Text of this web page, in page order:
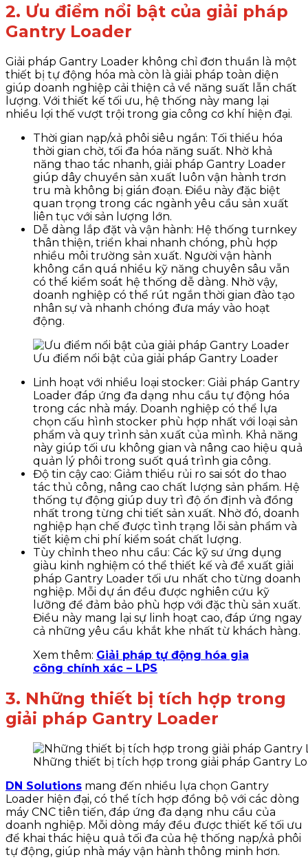
2. Ưu điểm nổi bật của giải pháp
Gantry Loader
Giải pháp Gantry Loader không chỉ đơn thuần là một
thiết bị tự động hóa mà còn là giải pháp toàn diện
giúp doanh nghiệp cải thiện cả về năng suất lẫn chất
lượng. Với thiết kế tối ưu, hệ thống này mang lại
nhiều lợi thế vượt trội trong gia công cơ khí hiện đại.
Thời gian nạp/xả phôi siêu ngắn: Tối thiểu hóa
thời gian chờ, tối đa hóa năng suất. Nhờ khả
năng thao tác nhanh, giải pháp Gantry Loader
giúp dây chuyền sản xuất luôn vận hành trơn
tru mà không bị gián đoạn. Điều này đặc biệt
quan trọng trong các ngành yêu cầu sản xuất
liên tục với sản lượng lớn.
Dễ dàng lắp đặt và vận hành: Hệ thống turnkey
thân thiện, triển khai nhanh chóng, phù hợp
nhiều môi trường sản xuất. Người vận hành
không cần quá nhiều kỹ năng chuyên sâu vẫn
có thể kiểm soát hệ thống dễ dàng. Nhờ vậy,
doanh nghiệp có thể rút ngắn thời gian đào tạo
nhân sự và nhanh chóng đưa máy vào hoạt
động.
Ưu điểm nổi bật của giải pháp Gantry Loader
Linh hoạt với nhiều loại stocker: Giải pháp Gantry
Loader​ đáp ứng đa dạng nhu cầu tự động hóa
trong các nhà máy. Doanh nghiệp có thể lựa
chọn cấu hình stocker phù hợp nhất với loại sản
phẩm và quy trình sản xuất của mình. Khả năng
này giúp tối ưu không gian và nâng cao hiệu quả
quản lý phôi trong suốt quá trình gia công.
Độ tin cậy cao: Giảm thiểu rủi ro sai sót do thao
tác thủ công, nâng cao chất lượng sản phẩm. Hệ
thống tự động giúp duy trì độ ổn định và đồng
nhất trong từng chi tiết sản xuất. Nhờ đó, doanh
nghiệp hạn chế được tình trạng lỗi sản phẩm và
tiết kiệm chi phí kiểm soát chất lượng.
Tùy chỉnh theo nhu cầu: Các kỹ sư ứng dụng
giàu kinh nghiệm có thể thiết kế và đề xuất giải
pháp Gantry Loader tối ưu nhất cho từng doanh
nghiệp. Mỗi dự án đều được nghiên cứu kỹ
lưỡng để đảm bảo phù hợp với đặc thù sản xuất.
Điều này mang lại sự linh hoạt cao, đáp ứng ngay
cả những yêu cầu khắt khe nhất từ khách hàng.
Xem thêm: Giải pháp tự động hóa gia
công chính xác – LPS
3. Những thiết bị tích hợp trong
giải pháp Gantry Loader
Những thiết bị tích hợp trong giải pháp Gantry
DN Solutions mang đến nhiều lựa chọn Gantry
Loader hiện đại, có thể tích hợp đồng bộ với các dòng
máy CNC tiên tiến, đáp ứng đa dạng nhu cầu của
doanh nghiệp. Mỗi dòng máy đều được thiết kế tối ưu
để khai thác hiệu quả tối đa của hệ thống nạp/xả phôi
tự động, giúp nhà máy vận hành thông minh hơn.